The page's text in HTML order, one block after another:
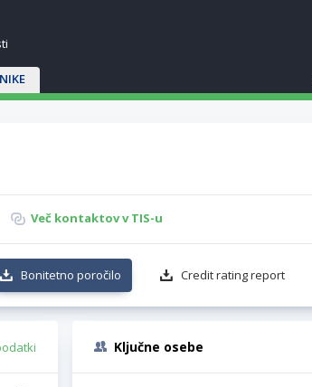
Več kontaktov v TIS-u
Bonitetno poročilo Credit rating report
Ključne osebe